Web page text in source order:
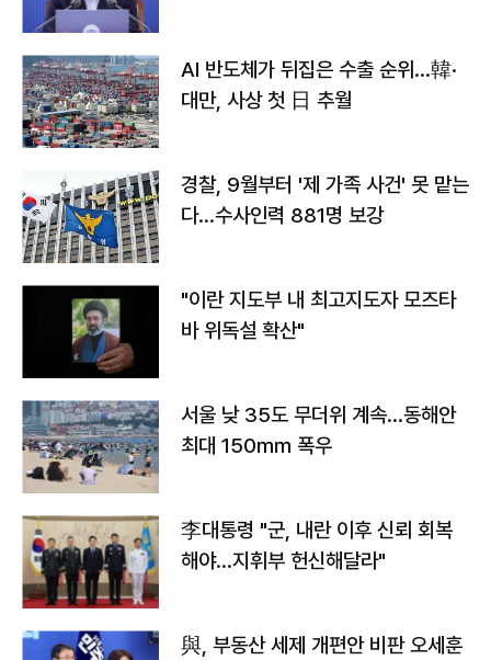
AI 반도체가 뒤집은 수출 순위…韓·
대만, 사상 첫 日 추월
경찰, 9월부터 '제 가족 사건' 못 맡는
다…수사인력 881명 보강
"이란 지도부 내 최고지도자 모즈타
바 위독설 확산"
서울 낮 35도 무더위 계속…동해안
최대 150㎜ 폭우
李대통령 "군, 내란 이후 신뢰 회복
해야…지휘부 헌신해달라"
與, 부동산 세제 개편안 비판 오세훈